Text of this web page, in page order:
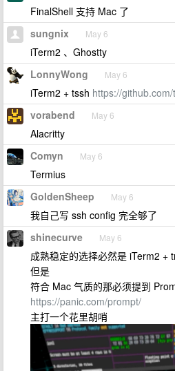
FinalShell 支持 Mac 了
sungnix May 6
iTerm2 、Ghostty
LonnyWong May 6
iTerm2 + tssh https://
vorabend May 6
Alacritty
Comyn May 6
Termius
GoldenSheep May 6
我自己写 ssh config 完全够了
shinecurve May 6
成熟稳定的选择必然是 iTerm2 +
但是
符合 Mac 气质的那必须提到
https://panic.com/prompt/
主打一个花里胡哨